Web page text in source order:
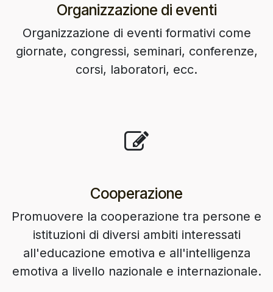
Organizzazione di eventi
Organizzazione di eventi formativi come
giornate, congressi, seminari, conferenze,
corsi, laboratori, ecc.
Cooperazione
Promuovere la cooperazione tra persone e
istituzioni di diversi ambiti interessati
all'educazione emotiva e all'intelligenza
emotiva a livello nazionale e internazionale.